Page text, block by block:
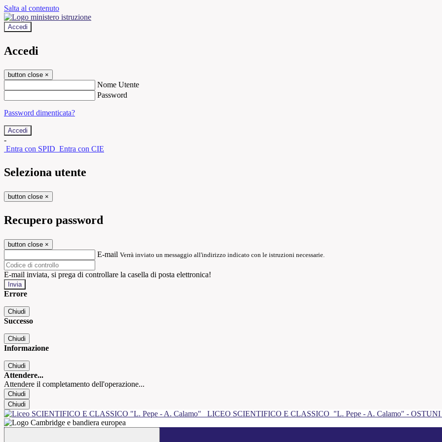
Salta al contenuto
Accedi
Accedi
button close ×
Nome Utente
Password
Password dimenticata?
-
Entra con SPID Entra con CIE
Seleziona utente
button close ×
Recupero password
button close ×
E-mail Verrà inviato un messaggio all'indirizzo indicato con le istruzioni necessarie.
E-mail inviata, si prega di controllare la casella di posta elettronica!
Errore
Chiudi
Successo
Chiudi
Informazione
Chiudi
Attendere...
Attendere il completamento dell'operazione...
Chiudi
Chiudi
LICEO SCIENTIFICO E CLASSICO "L. Pepe - A. Calamo" - OSTUNI